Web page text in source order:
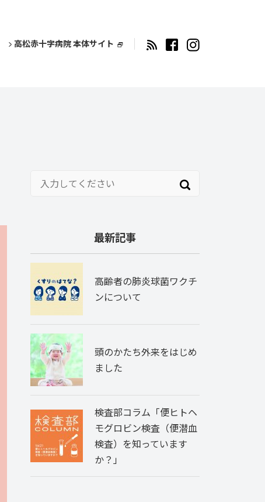
高松赤十字病院 本体サイト
最新記事
高齢者の肺炎球菌ワクチ
ンについて
頭のかたち外来をはじめ
ました
検査部コラム「便ヒトヘ
モグロビン検査（便潜血
検査）を知っています
か？」